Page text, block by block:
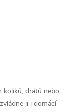
kolíků, drátů nebo
ji i domácí